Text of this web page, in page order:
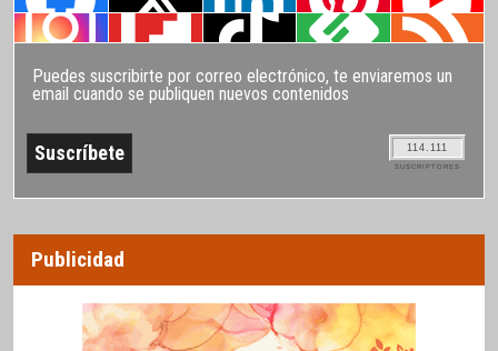
Puedes suscribirte por correo electrónico, te enviaremos un
email cuando se publiquen nuevos contenidos
114.111
SUSCRIPTORES
Publicidad